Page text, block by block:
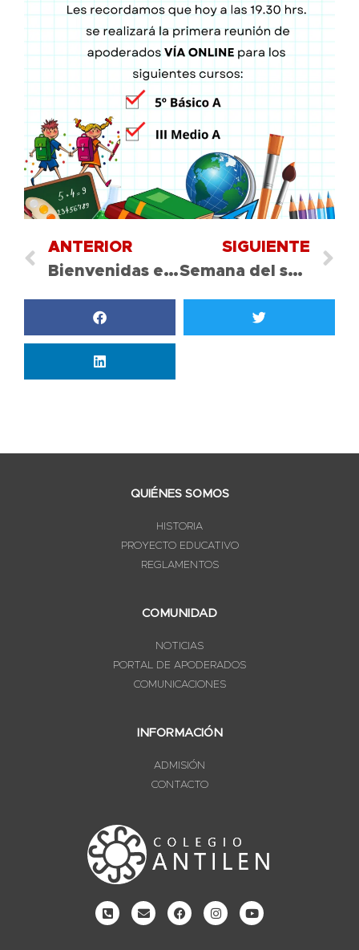
ANTERIOR
Bienvenidas ex-alumnas
SIGUIENTE
Semana del saludo Cordial / Pre-Kínder C
QUIÉNES SOMOS
HISTORIA
PROYECTO EDUCATIVO
REGLAMENTOS
COMUNIDAD
NOTICIAS
PORTAL DE APODERADOS
COMUNICACIONES
INFORMACIÓN
ADMISIÓN
CONTACTO